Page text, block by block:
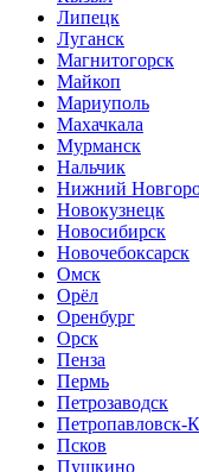
Липецк
Луганск
Магнитогорск
Майкоп
Мариуполь
Махачкала
Мурманск
Нальчик
Нижний
Новокузнецк
Новосибирск
Новочебоксарск
Омск
Орёл
Оренбург
Орск
Пенза
Пермь
Петрозаводск
Петропавловск-
Псков
Пушкино